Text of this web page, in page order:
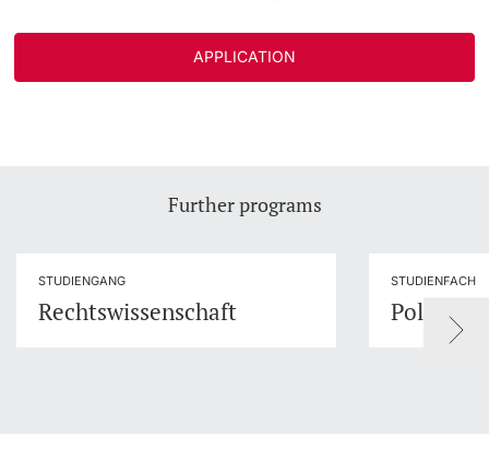
APPLICATION
Further programs
STUDIENGANG
Rechtswissenschaft
STUDIENFACH